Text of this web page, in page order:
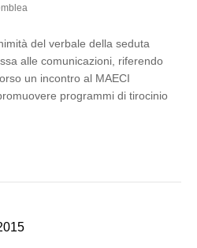
del verbale della seduta
alle comunicazioni, riferendo
un incontro al MAECI
programmi di tirocinio